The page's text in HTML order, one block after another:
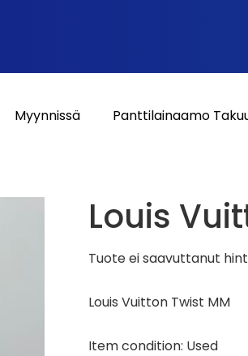
Myynnissä Panttilainaamo
Louis
Tuote ei saavuttanut
Louis Vuitton Twist MM
Item condition: Used